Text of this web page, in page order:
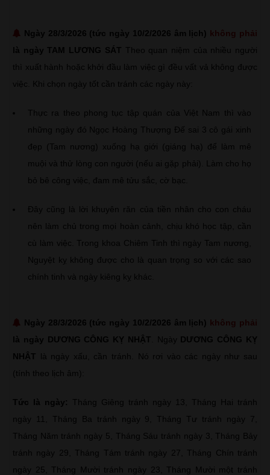
Ngày 28/3/2026 (tức ngày 10/2/2026 âm lịch) không phải
là ngày TAM LƯƠNG SÁT Theo quan niệm của nhiều người
thì xuất hành hoặc khởi đầu làm việc gì đều vất vả không được
việc. Khi chọn ngày tốt cần tránh các ngày này:
Thực ra theo phong tục tập quán của Việt Nam thì vào
những ngày đó Ngọc Hoàng Thượng Đế sai 3 cô gái xinh
đẹp (Tam nương) xuống hạ giới (giáng hạ) để làm mê
muội và thử lòng con người (nếu ai gặp phải). Làm cho họ
bỏ bê công việc, đam mê tửu sắc, cờ bạc.
Đây cũng là lời khuyên răn của tiền nhân cho con cháu
nên làm chủ trong mọi hoàn cảnh, chịu khó học tập, cần
cù làm việc. Trong khoa Chiêm Tinh thì ngày Tam nương,
Nguyệt kỵ không được cho là quan trọng so với các sao
chính tinh và ngày kiêng kỵ khác.
Ngày 28/3/2026 (tức ngày 10/2/2026 âm lịch) không phải
là ngày DƯƠNG CÔNG KỴ NHẬT . Ngày DƯƠNG CÔNG KỴ
NHẬT là ngày xấu, cần tránh. Nó rơi vào các ngày như sau
(tính theo lịch âm):
Tức là ngày: Tháng Giêng tránh ngày 13, Tháng Hai tránh
ngày 11, Tháng Ba tránh ngày 9, Tháng Tư tránh ngày 7,
Tháng Năm tránh ngày 5, Tháng Sáu tránh ngày 3, Tháng Bảy
tránh ngày 29, Tháng Tám tránh ngày 27, Tháng Chín tránh
ngày 25, Tháng Mười tránh ngày 23, Tháng Mười một tránh